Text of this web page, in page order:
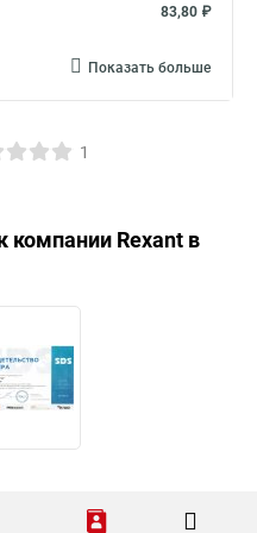
83,80 ₽
Показать больше
1
компании Rexant в